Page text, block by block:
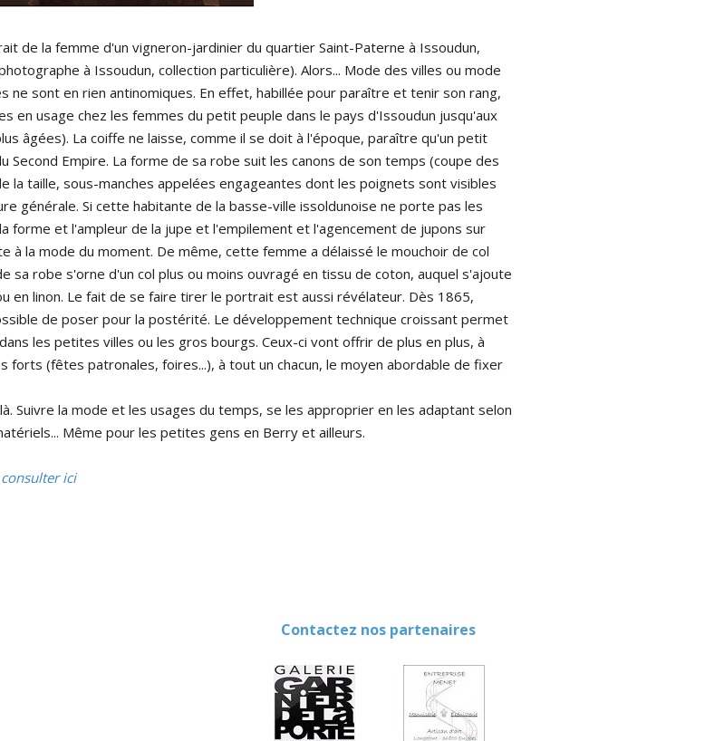
de la femme d'un vigneron-jardinier du quartier Saint-Paterne à Issoudun,
à Issoudun, collection particulière). Alors... Mode des villes ou mode
ne sont en rien antinomiques. En effet, habillée pour paraître et tenir son rang,
en usage chez les femmes du petit peuple dans le pays d'Issoudun jusqu'aux
âgées). La coiffe ne laisse, comme il se doit à l'époque, paraître qu'un petit
Second Empire. La forme de sa robe suit les canons de son temps (coupe des
la taille, sous-manches appelées engageantes dont les poignets sont visibles
générale. Si cette habitante de la basse-ville issoldunoise ne porte pas les
forme et l'ampleur de la jupe et l'empilement et l'agencement de jupons sur
la mode du moment. De même, cette femme a délaissé le mouchoir de col
sa robe s'orne d'un col plus ou moins ouvragé en tissu de coton, auquel s'ajoute
en linon. Le fait de se faire tirer le portrait est aussi révélateur. Dès 1865,
de poser pour la postérité. Le développement technique croissant permet
les petites villes ou les gros bourgs. Ceux-ci vont offrir de plus en plus, à
forts (fêtes patronales, foires...), à tout un chacun, le moyen abordable de fixer
Suivre la mode et les usages du temps, se les approprier en les adaptant selon
ici
Contactez nos partenaires